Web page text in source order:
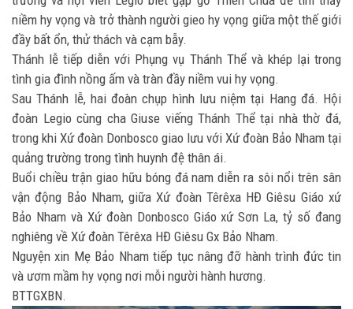
niềm hy vọng và trở thành người gieo hy vọng giữa một thế giới
đầy bất ổn, thử thách và cạm bẫy.
Thánh lễ tiếp diễn với Phụng vụ Thánh Thể và khép lại trong
tình gia đình nồng ấm và tràn đầy niềm vui hy vọng.
Sau Thánh lễ, hai đoàn chụp hình lưu niệm tại Hang đá. Hội
đoàn Legio cùng cha Giuse viếng Thánh Thể tại nhà thờ đá,
trong khi Xứ đoàn Donbosco giao lưu với Xứ đoàn Bảo Nham tại
quảng trường trong tình huynh đệ thân ái.
Buổi chiều trận giao hữu bóng đá nam diễn ra sôi nổi trên sân
vận động Bảo Nham, giữa Xứ đoàn Têrêxa HĐ Giêsu Giáo xứ
Bảo Nham và Xứ đoàn Donbosco Giáo xứ Sơn La, tỷ số đang
nghiêng về Xứ đoàn Têrêxa HĐ Giêsu Gx Bảo Nham.
Nguyện xin Mẹ Bảo Nham tiếp tục nâng đỡ hành trình đức tin
và ươm mầm hy vọng nơi mỗi người hành hương.
BTTGXBN.